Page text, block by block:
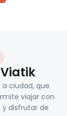
ciudad, que
viajar con
disfrutar de